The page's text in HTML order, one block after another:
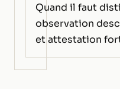
Quand il faut
observation
et attestation